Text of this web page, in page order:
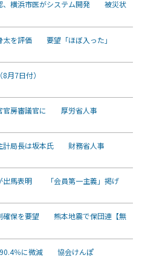
、横浜市医がシステム開発 被災状
太を評価 要望「ほぼ入った」
月7日付）
官房審議官に 厚労省人事
計局長は坂本氏 財務省人事
出馬表明 「会員第一主義」掲げ
確保を要望 熊本地震で保団連【無
90.4％に微減 協会けんぽ